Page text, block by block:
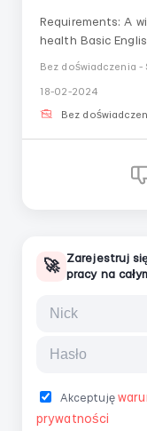
Requirements: A willingness to work and serve Good
health Basic English A attractive body blue eyes Where
to work? Village in Somogy county Working conditions:
Bez doświadczenia -
18-02-2024
Bez
🚀
Zarejestruj
pracy na
Akceptuję
prywatności